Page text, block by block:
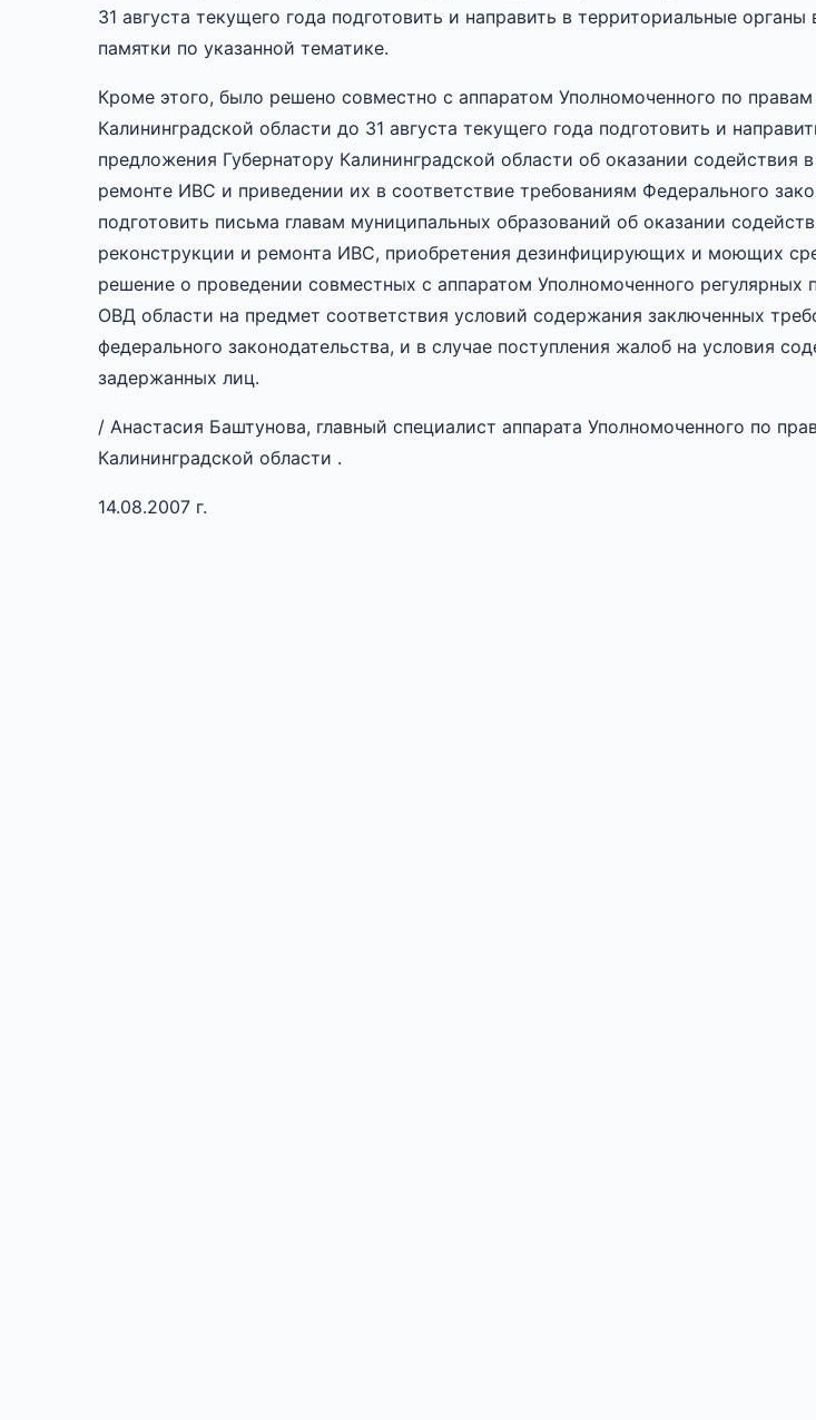
31 августа текущего года подготовить и направить в территориальные органы
памятки по указанной тематике.
Кроме этого, было решено совместно с аппаратом Уполномоченного по правам
Калининградской области до 31 августа текущего года подготовить и
предложения Губернатору Калининградской области об оказании содействия
ремонте ИВС и приведении их в соответствие требованиям Федерального
подготовить письма главам муниципальных образований об оказании
реконструкции и ремонта ИВС, приобретения дезинфицирующих и моющих
решение о проведении совместных с аппаратом Уполномоченного регулярных
ОВД области на предмет соответствия условий содержания заключенных
федерального законодательства, и в случае поступления жалоб на условия
задержанных лиц.
/ Анастасия Баштунова, главный специалист аппарата Уполномоченного по
Калининградской области .
14.08.2007 г.